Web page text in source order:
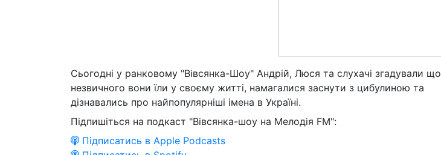
Сьогодні у ранковому "Вівсянка-Шоу" Андрій, Люся та слухачі згадували що
незвичного вони їли у своєму житті, намагалися заснути з цибулиною та
дізнавались про найпопулярніші імена в Україні.
Підпишіться на подкаст "Вівсянка-шоу на Мелодія FM":
Підписатись в Apple Podcasts